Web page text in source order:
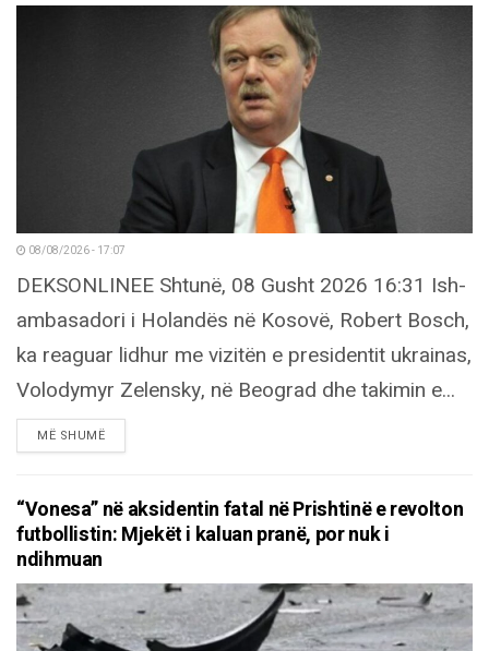
08/08/2026 - 17:07
DEKSONLINEE Shtunë, 08 Gusht 2026 16:31 Ish-
ambasadori i Holandës në Kosovë, Robert Bosch,
ka reaguar lidhur me vizitën e presidentit ukrainas,
Volodymyr Zelensky, në Beograd dhe takimin e...
MË SHUMËDETAILS
“Vonesa” në aksidentin fatal në Prishtinë e revolton
futbollistin: Mjekët i kaluan pranë, por nuk i
ndihmuan